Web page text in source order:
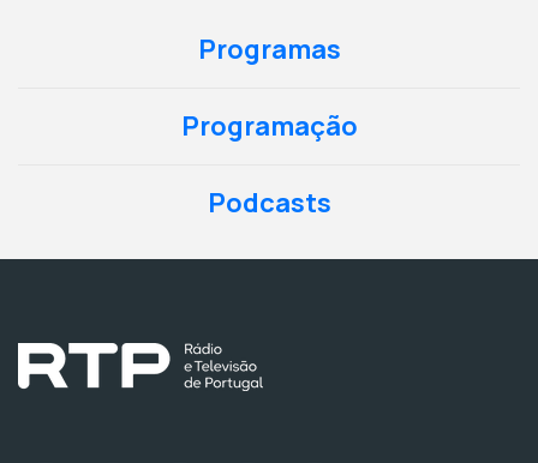
Programas
Programação
Podcasts